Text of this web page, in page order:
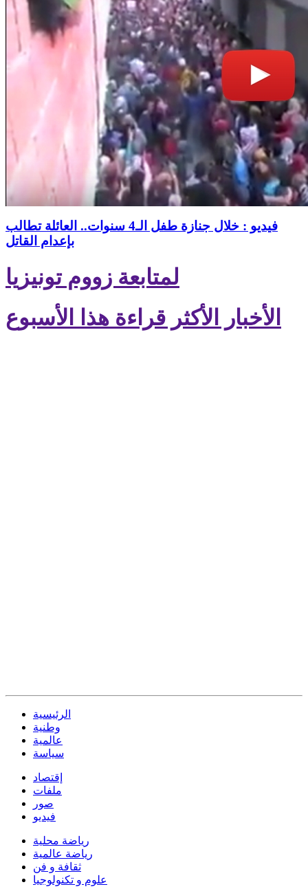
فيديو : خلال جنازة طفل الـ4 سنوات.. العائلة تطالب
بإعدام القاتل
لمتابعة زووم تونيزيا
الأخبار الأكثر قراءة هذا الأسبوع
الرئيسية
وطنية
عالمية
سياسة
إقتصاد
ملفات
صور
فيديو
رياضة محلية
رياضة عالمية
ثقافة و فن
علوم و تكنولوجيا